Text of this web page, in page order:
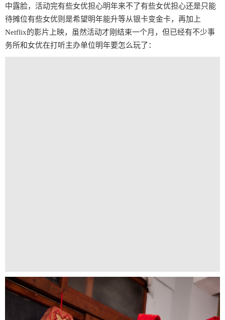
中露脸，活动完有些女优担心明年来不了有些女优担心还是只能
待摊位有些女优则是希望明年能升等从银卡变金卡，再加上
Netflix的影片上映，虽然活动才刚结束一个月，但已经有不少事
务所和女优在打听主办单位明年要怎么玩了：